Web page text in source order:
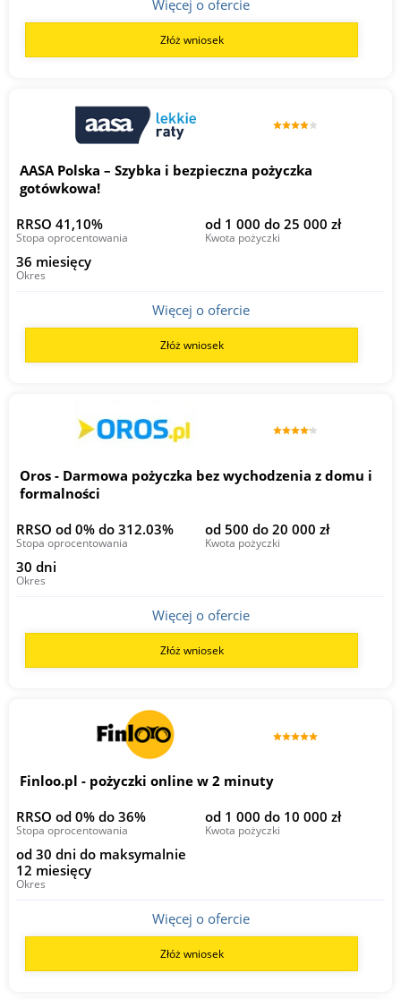
Więcej o ofercie
Złóż wniosek
AASA Polska – Szybka i bezpieczna pożyczka
gotówkowa!
RRSO 41,10%
Stopa oprocentowania
od 1 000 do 25 000 zł
Kwota pożyczki
36 miesięcy
Okres
Więcej o ofercie
Złóż wniosek
Oros - Darmowa pożyczka bez wychodzenia z domu i
formalności
RRSO od 0% do 312.03%
Stopa oprocentowania
od 500 do 20 000 zł
Kwota pożyczki
30 dni
Okres
Więcej o ofercie
Złóż wniosek
Finloo.pl - pożyczki online w 2 minuty
RRSO od 0% do 36%
Stopa oprocentowania
od 1 000 do 10 000 zł
Kwota pożyczki
od 30 dni do maksymalnie
12 miesięcy
Okres
Więcej o ofercie
Złóż wniosek